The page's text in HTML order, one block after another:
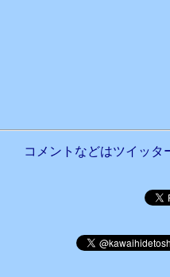
コメントなどはツイッタ